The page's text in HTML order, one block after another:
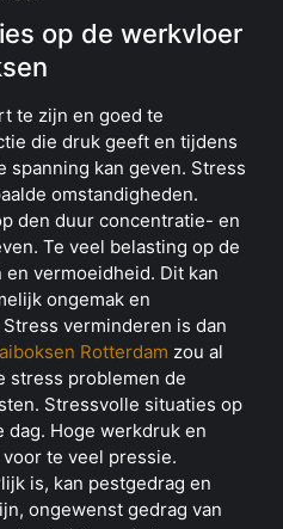
op de werkvloer
te zijn en goed te
die druk geeft en tijdens
spanning kan geven. Stress
omstandigheden.
den duur concentratie- en
Te veel belasting op de
vermoeidheid. Dit kan
ongemak en
verminderen is dan
Rotterdam zou al
stress problemen de
Stressvolle situaties op
Hoge werkdruk en
te veel pressie.
is, kan pestgedrag en
ongewenst gedrag van